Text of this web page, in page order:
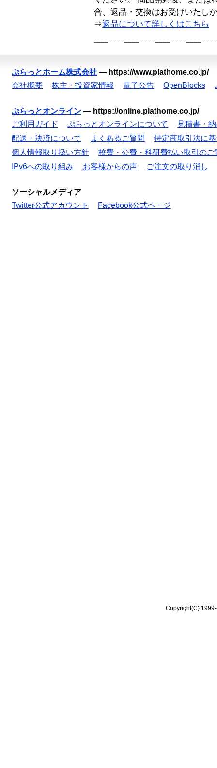
合、返品・交換はお受けいたし
⇒返品について詳しくはこちら
ぷらっとホーム株式会社 — https://www.plathome.co.jp/
会社概要
株主・投資家情報 電子公告 OpenBlocks
ぷらっとオンライン — https://online.plathome.co.jp/
ご利用ガイド
ぷらっとオンラインについて
見積書・
配送・決済について
よくあるご質問
特定商取引法に
個人情報取り扱い方針
校費・公費・科研費払い取引のご
IPv6への取り組み
お客様からの声 ご注文の取り消し
ソーシャルメディア
Twitter公式アカウント
Facebook公式ページ
Copyright(C)